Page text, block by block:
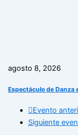
agosto 8, 2026
Espectáculo de Danza
Evento
Siguiente